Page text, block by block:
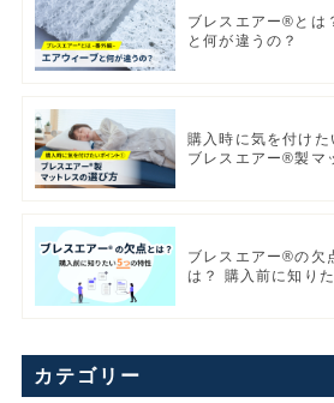
ブレスエアー®とは
と何が違うの？
購入時に気を付け
ブレスエアー®製マ
ブレスエアー®の欠
は？ 購入前に知り
カテゴリー